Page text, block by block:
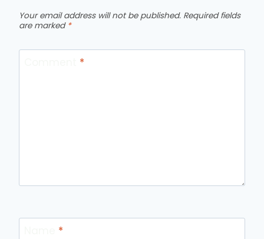
Your email address will not be published. Required fields
are marked *
*
*